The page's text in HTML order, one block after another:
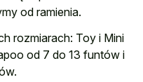
od ramienia.
rozmiarach: Toy i Mini
od 7 do 13 funtów i